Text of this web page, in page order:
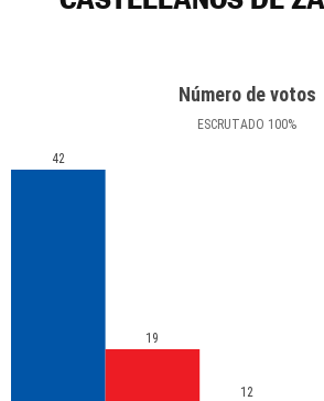
Número de votos
ESCRUTADO 100%
42
19
12